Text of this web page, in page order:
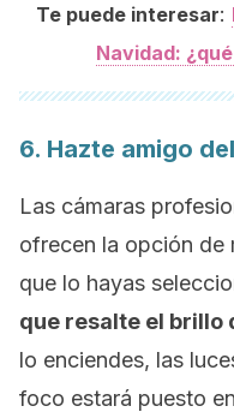
Te puede interesar:
Navidad:
6. Hazte amigo
Las cámaras
ofrecen la opción de
que lo hayas
que resalte el brillo
lo enciendes, las
foco estará puesto